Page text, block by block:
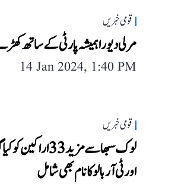
قومی خبریں
مرلی دیورا ہمیشہ پارٹی کے
14 Jan 2024, 1:40 PM
قومی خبریں
لوک سبھا سے مزید
اور ٹی آر بالو کا نام بھی شامل